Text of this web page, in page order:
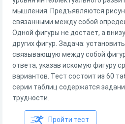
мышления. Предъявляются
связанными между собой
Одной фигуры не достает, а
других фигур. Задача:
связывающую между собой
ответа, указав искомую фигуру
вариантов. Тест состоит из 60
серии таблиц содержатся
трудности.
Пройти тест